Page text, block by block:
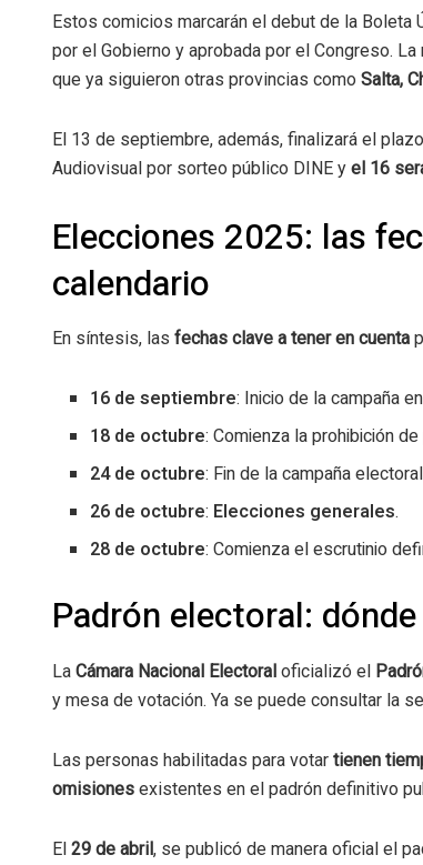
Estos comicios marcarán el debut de la Boleta
por el Gobierno y aprobada por el Congreso.
que ya siguieron otras provincias como Salta,
El 13 de septiembre, además, finalizará el
Audiovisual por sorteo público DINE y el 16
Elecciones 2025: las
calendario
En síntesis, las fechas clave a tener en cuenta
16 de septiembre: Inicio de la campaña
18 de octubre: Comienza la prohibición
24 de octubre: Fin de la campaña
26 de octubre: Elecciones generales.
28 de octubre: Comienza el escrutinio
Padrón electoral:
La Cámara Nacional Electoral oficializó el
y mesa de votación. Ya se puede consultar la
Las personas habilitadas para votar tienen
omisiones existentes en el padrón definitivo
El 29 de abril, se publicó de manera oficial el